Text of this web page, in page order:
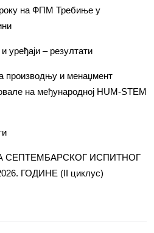
року на ФПМ Требиње у
уређаји – резултати
производњу и менаџмент
на међународној HUM-STEM
ИСПИТНОГ
ГОДИНЕ (II циклус)